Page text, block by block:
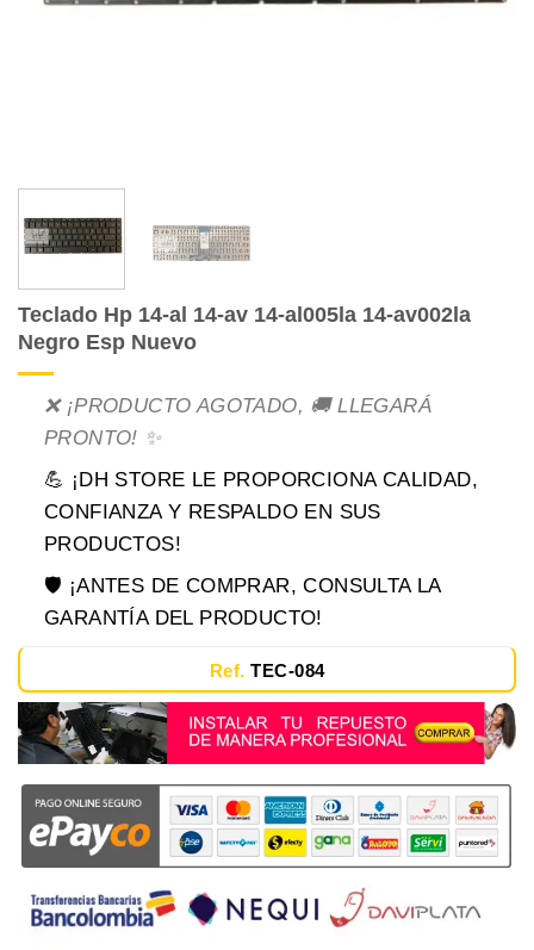
Teclado Hp 14-al 14-av 14-al005la 14-av002la
Negro Esp Nuevo
❌ ¡PRODUCTO AGOTADO, 🚚 LLEGARÁ
PRONTO! ✨
💪 ¡DH STORE LE PROPORCIONA CALIDAD,
CONFIANZA Y RESPALDO EN SUS
PRODUCTOS!
🛡️ ¡ANTES DE COMPRAR, CONSULTA LA
GARANTÍA DEL PRODUCTO!
Ref. TEC-084